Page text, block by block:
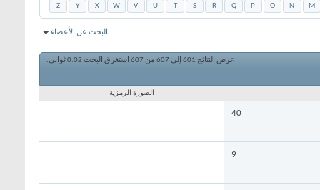
M
N
O
P
Q
R
S
T
U
V
W
X
Y
Z
البحث عن الأعضاء
عرض النتائج 601 إلى 607 من 607 استغرق البحث 0.02ثواني.
الصورة الرمزية
40
9